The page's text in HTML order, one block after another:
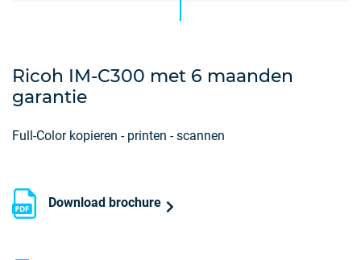
Ricoh IM-C300 met 6 maanden
garantie
Full-Color kopieren - printen - scannen
Download brochure